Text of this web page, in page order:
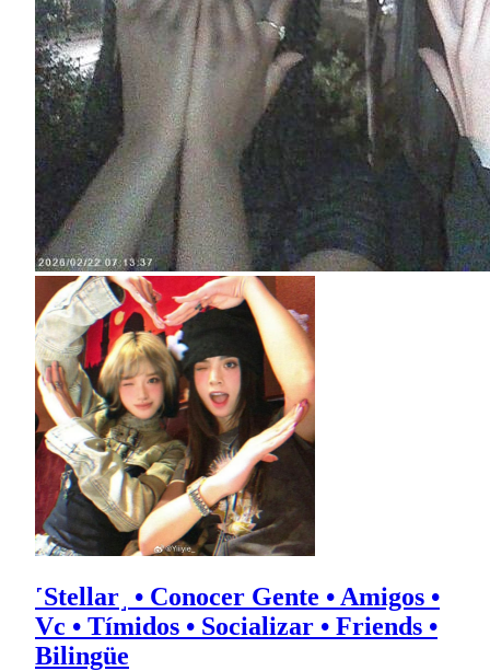
˹Stellar˼ • Conocer Gente • Amigos •
Vc • Tímidos • Socializar • Friends •
Bilingüe